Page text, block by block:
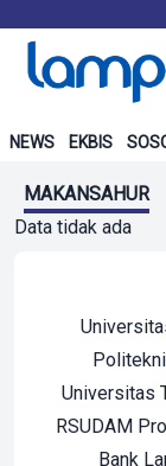
NEWS EKBIS
MAKANSAHUR
Data tidak ada
Universitas
RSUDAM
Bank